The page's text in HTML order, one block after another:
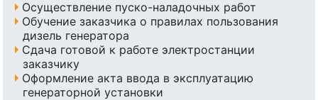
Осуществление пуско-наладочных работ
Обучение заказчика о правилах пользования
дизель генератора
Сдача готовой к работе электростанции
заказчику
Оформление акта ввода в эксплуатацию
генераторной установки